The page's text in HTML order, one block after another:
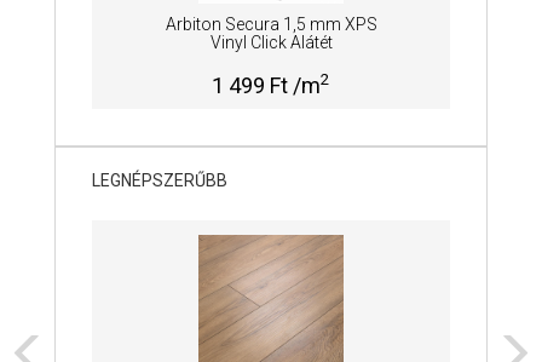
Arbiton Secura 1,5 mm XPS
Vinyl Click Alátét
1 499 Ft /m2
LEGNÉPSZERŰBB